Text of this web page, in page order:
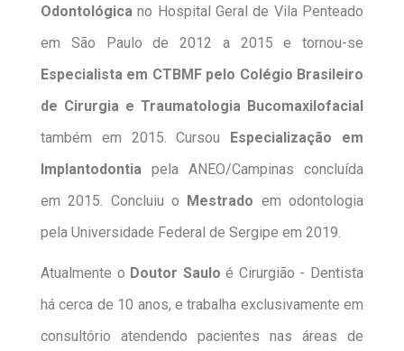
Odontológica no Hospital Geral de Vila Penteado
em São Paulo de 2012 a 2015 e tornou-se
Especialista em CTBMF pelo Colégio Brasileiro
de Cirurgia e Traumatologia Bucomaxilofacial
também em 2015. Cursou
Especialização em
Implantodontia pela ANEO/Campinas concluída
em 2015. Concluiu o
Mestrado em odontologia
pela Universidade Federal de Sergipe em 2019.
Atualmente o Doutor Saulo é Cirurgião - Dentista
há cerca de 10 anos, e trabalha exclusivamente em
consultório atendendo pacientes nas áreas de